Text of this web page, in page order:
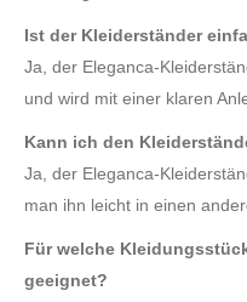
Ist der Kleiderständer
Ja, der Eleganca-
und wird mit einer klaren
Kann ich den
Ja, der Eleganca-
man ihn leicht in einen
Für welche
geeignet?